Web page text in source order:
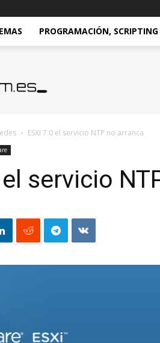
PROGRAMACIÓN,
ESXi 7.0 el servicio NTP no arranca
servicio